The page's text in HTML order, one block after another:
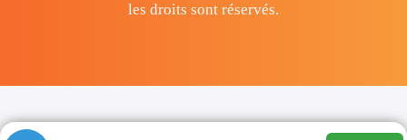
les droits sont réservés.